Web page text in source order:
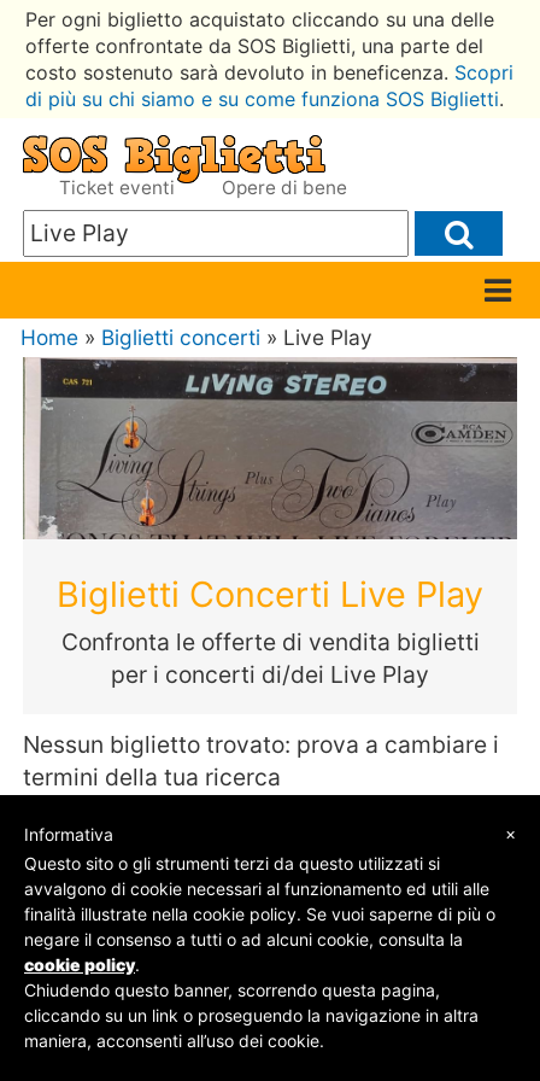
Per ogni biglietto acquistato cliccando su una delle
offerte confrontate da SOS Biglietti, una parte del
costo sostenuto sarà devoluto in beneficenza. Scopri
di più su chi siamo e su come funziona SOS Biglietti.
Ticket eventi Opere di bene
Home » Biglietti concerti » Live Play
Biglietti Concerti Live Play
Confronta le offerte di vendita biglietti
per i concerti di/dei Live Play
Nessun biglietto trovato: prova a cambiare i
termini della tua ricerca
© SOS Biglietti - P.Iva 09162100961 -Chi Siamo
Contatti-Privacy Policy
×
Informativa
Questo sito o gli strumenti terzi da questo utilizzati si
avvalgono di cookie necessari al funzionamento ed utili alle
finalità illustrate nella cookie policy. Se vuoi saperne di più o
negare il consenso a tutti o ad alcuni cookie, consulta la
cookie policy.
Chiudendo questo banner, scorrendo questa pagina,
cliccando su un link o proseguendo la navigazione in altra
maniera, acconsenti all’uso dei cookie.